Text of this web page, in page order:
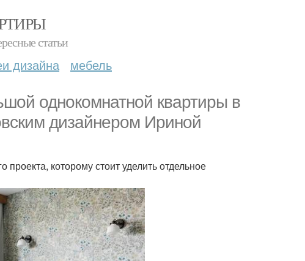
статьи
дизайна мебель
однокомнатной квартиры в
дизайнером Ириной
которому стоит уделить отдельное